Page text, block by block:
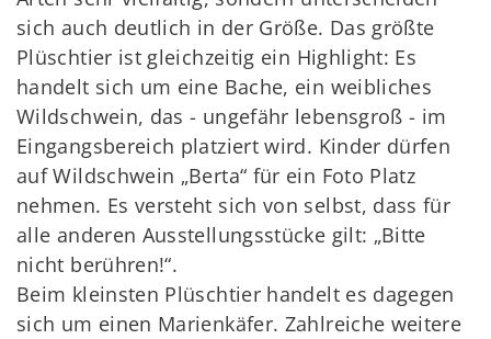
sich auch deutlich in der Größe. Das größte
Plüschtier ist gleichzeitig ein Highlight: Es
handelt sich um eine Bache, ein weibliches
Wildschwein, das - ungefähr lebensgroß - im
Eingangsbereich platziert wird. Kinder dürfen
auf Wildschwein „Berta“ für ein Foto Platz
nehmen. Es versteht sich von selbst, dass für
alle anderen Ausstellungsstücke gilt: „Bitte
nicht berühren!“.
Beim kleinsten Plüschtier handelt es dagegen
sich um einen Marienkäfer. Zahlreiche weitere